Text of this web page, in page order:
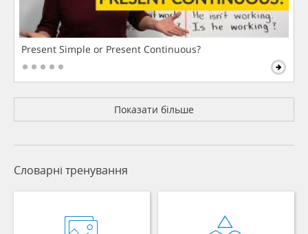
Present Simple or Present Continuous?
Показати більше
Словарні тренування